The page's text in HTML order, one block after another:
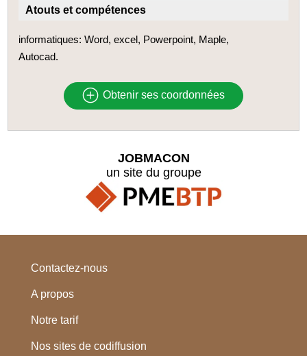
Atouts et compétences
informatiques: Word, excel, Powerpoint, Maple,
Autocad.
Obtenir ses coordonnées
JOBMACON
un site du groupe
Contactez-nous
A propos
Notre tarif
Nos sites de codiffusion